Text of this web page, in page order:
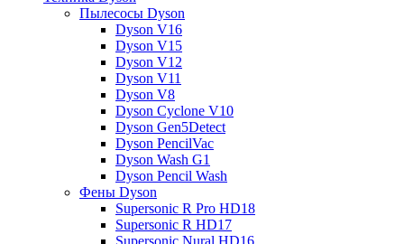
Пылесосы Dyson
Dyson V16
Dyson V15
Dyson V12
Dyson V11
Dyson V8
Dyson Cyclone V10
Dyson Gen5Detect
Dyson PencilVac
Dyson Wash G1
Dyson Pencil Wash
Фены Dyson
Supersonic R Pro HD18
Supersonic R HD17
Supersonic Nural HD16